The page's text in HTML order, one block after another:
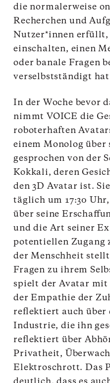
die normalerweise
Recherchen und
Nutzer*innen erfüllt,
einschalten, einen
oder banale Fragen
verselbstständigt
In der Woche bevor
nimmt VOICE die
roboterhaften
einem Monolog über
gesprochen von der
Kokkali, deren
den 3D Avatar ist.
täglich um 17:30
über seine
und die Art seiner
potentiellen Zugang
der Menschheit
Fragen zu ihrem
spielt der Avatar mit
der Empathie der
reflektiert auch über
Industrie, die ihn
reflektiert über
Privatheit,
Elektroschrott. Das